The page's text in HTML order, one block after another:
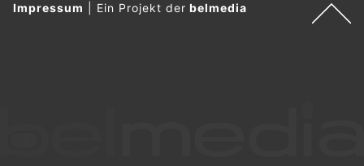
Impressum Ein Projekt derbelmedia